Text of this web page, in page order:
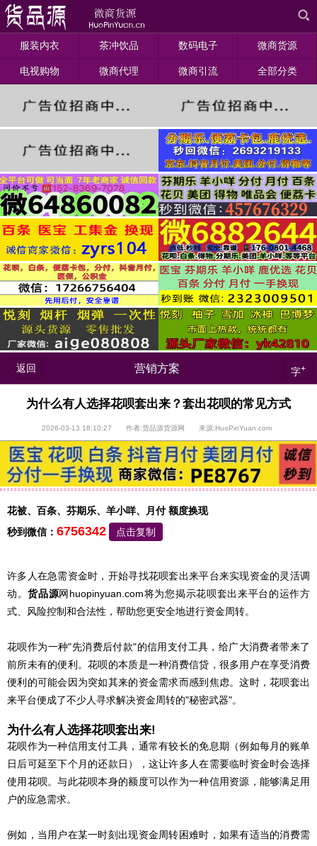
服装内衣 茶冲饮品 数码电子 微商货源
电视购物 微商代理 微商引流 全部分类
返回 营销方案 字+
为什么有人选择花呗套出来？套出花呗的常见方式
2026-03-13 18:10:27 作者:货品源货源网 来源:HuoPinYuan.com
花被、百条、芬期乐、羊小咩、月付 额度换现
秒到微信： 6756342 点击复制
许多人在急需资金时，开始寻找花呗套出来平台来实现资金的灵活调
动。货品源网huopinyuan.com将为您揭示花呗套出来平台的运作方
式、风险控制和合法性，帮助您更安全地进行资金周转。
花呗作为一种"先消费后付款"的信用支付工具，给广大消费者带来了
前所未有的便利。花呗的本质是一种消费信贷，很多用户在享受消费
便利的可能会因为突如其来的资金需求而感到焦虑。这时，花呗套出
来平台便成了不少人寻求解决资金周转的"秘密武器"。
为什么有人选择花呗套出来!
花呗作为一种信用支付工具，通常有较长的免息期（例如每月的账单
日后可延至下个月的还款日），这让许多人在需要临时资金时会选择
使用花呗。与此花呗本身的额度可以作为一种信用资源，能够满足用
户的应急需求。
例如，当用户在某一时刻出现资金周转困难时，如果有适当的消费需